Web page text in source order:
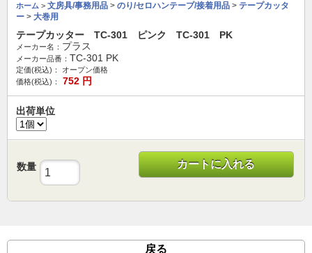
ホーム > 文房具/事務用品 > のり/セロハンテープ/接着用品 > テープカッタ
ー > 大巻用
テープカッター TC-301 ピンク TC-301 PK
メーカー名： プラス
メーカー品番： TC-301 PK
定価(税込)：
オープン価格
価格(税込)：
752 円
出荷単位
数量 カートに入れる
戻る